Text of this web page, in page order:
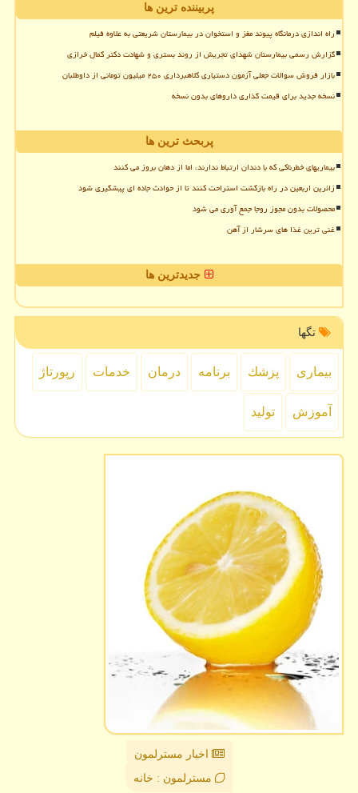
پربیننده ترین ها
راه اندازی درمانگاه پیوند مغز و استخوان در بیمارستان شریعتی به علاوه فیلم
گزارش رسمی بیمارستان شهدای تجریش از روند بستری و شهادت دکتر کمال خرازی
بازار فروش سوالات جعلی آزمون دستیاری کلاهبرداری ۲۵۰ میلیون تومانی از داوطلبان
نسخه جدید برای قیمت گذاری داروهای بدون نسخه
پربحث ترین ها
بیماریهای خطرناکی که با دندان ارتباط ندارند، اما از دهان بروز می کنند
زائرین اربعین در راه بازگشت استراحت کنند تا از حوادث جاده ای پیشگیری شود
محصولات بدون مجوز روجا جمع آوری می شود
غنی ترین غذا های سرشار از آهن
جدیدترین ها
تگها
بیماری پزشك برنامه درمان خدمات رپورتاژ
آموزش تولید
اخبار مسترلمون
مسترلمون : خانه